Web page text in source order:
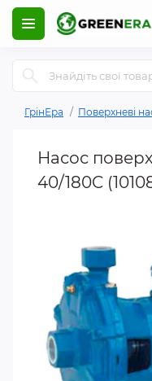
ГрінЕра Поверхневі
Насос
40/180C